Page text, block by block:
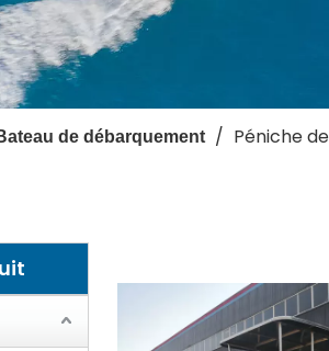
de débarquement / Péniche